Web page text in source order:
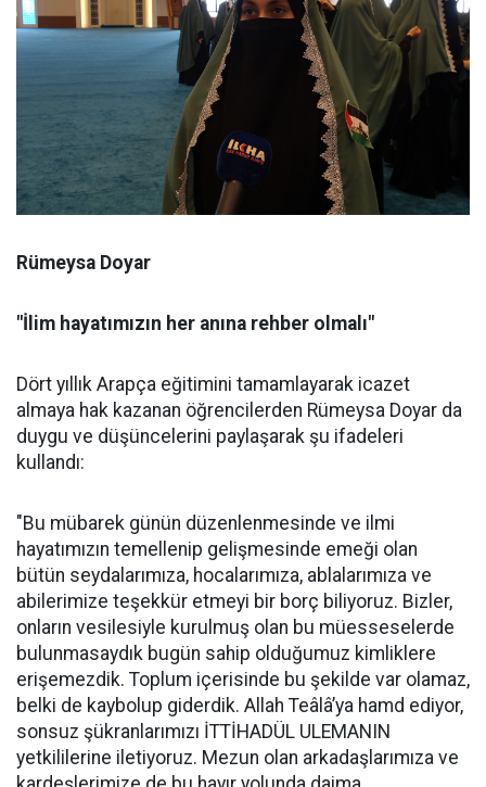
Rümeysa Doyar
"İlim hayatımızın her anına rehber olmalı"
Dört yıllık Arapça eğitimini tamamlayarak icazet
almaya hak kazanan öğrencilerden Rümeysa Doyar da
duygu ve düşüncelerini paylaşarak şu ifadeleri
kullandı:
"Bu mübarek günün düzenlenmesinde ve ilmi
hayatımızın temellenip gelişmesinde emeği olan
bütün seydalarımıza, hocalarımıza, ablalarımıza ve
abilerimize teşekkür etmeyi bir borç biliyoruz. Bizler,
onların vesilesiyle kurulmuş olan bu müesseselerde
bulunmasaydık bugün sahip olduğumuz kimliklere
erişemezdik. Toplum içerisinde bu şekilde var olamaz,
belki de kaybolup giderdik. Allah Teâlâ’ya hamd ediyor,
sonsuz şükranlarımızı İTTİHADÜL ULEMANIN
yetkililerine iletiyoruz. Mezun olan arkadaşlarımıza ve